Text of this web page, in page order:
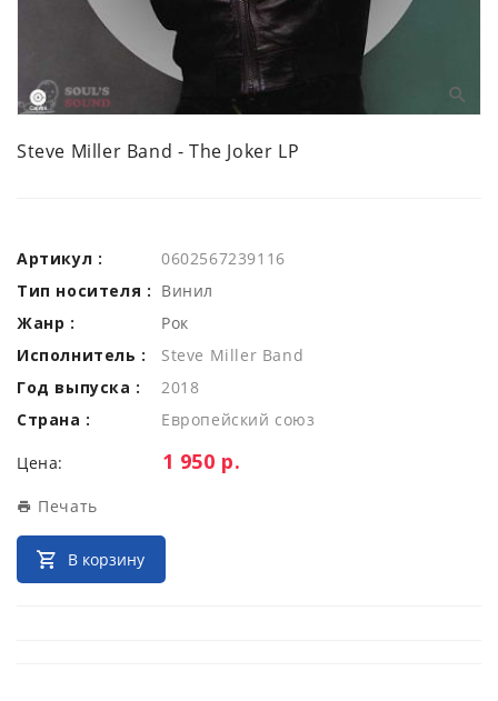
Steve Miller Band - The Joker LP
Артикул :
0602567239116
Тип носителя : Винил
Жанр :
Рок
Исполнитель :
Steve Miller Band
Год выпуска :
2018
Страна :
Европейский союз
Цена: Цена:
1 950 р.
Печать
В корзину